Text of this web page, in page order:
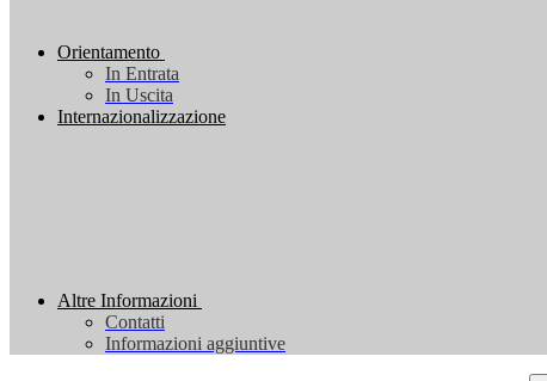
Orientamento
In Entrata
In Uscita
Internazionalizzazione
Altre Informazioni
Contatti
Informazioni aggiuntive